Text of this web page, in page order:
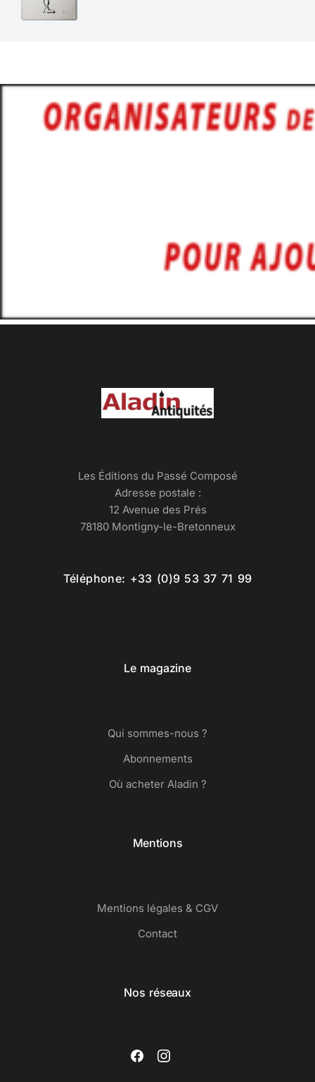
Les Éditions du Passé Composé
Adresse postale :
12 Avenue des Prés
78180 Montigny-le-Bretonneux
Téléphone: +33 (0)9 53 37 71 99
Le magazine
Qui sommes-nous ?
Abonnements
Où acheter Aladin ?
Mentions
Mentions légales & CGV
Contact
Nos réseaux